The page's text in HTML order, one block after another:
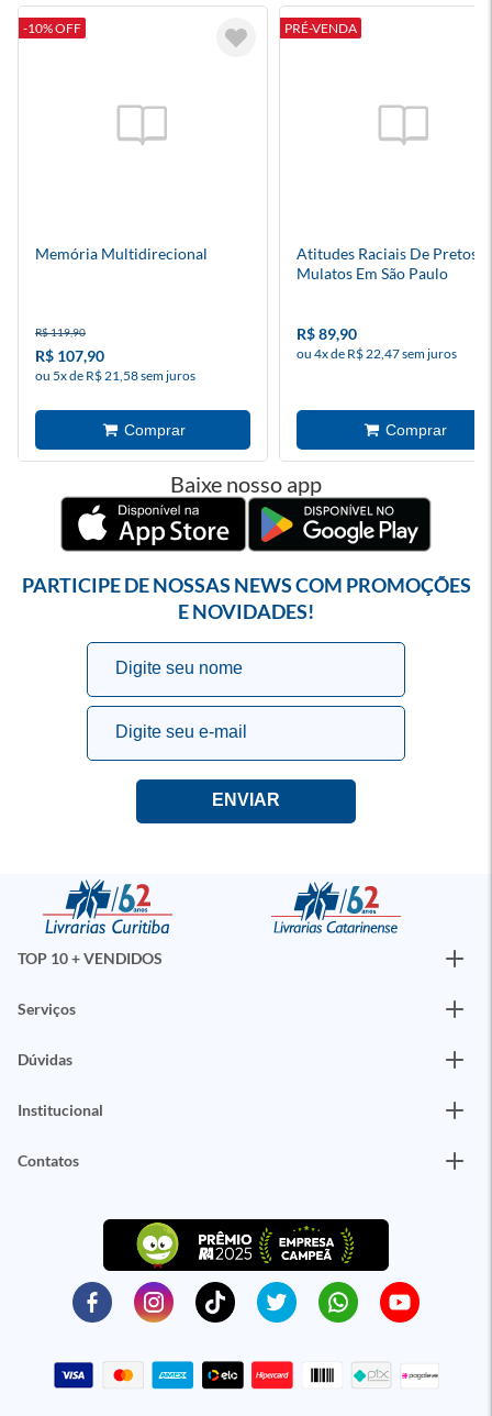
-10% OFF
Memória Multidirecional
R$ 119,90
R$ 107,90
ou 5x de R$ 21,58 sem juros
PRÉ-VENDA
Atitudes Raciais De Pretos E
Mulatos Em São Paulo
R$ 89,90
ou 4x de R$ 22,47 sem juros
Baixe nosso app
PARTICIPE DE NOSSAS NEWS COM PROMOÇÕES
E NOVIDADES!
TOP 10 + VENDIDOS
Serviços
Dúvidas
Institucional
Contatos